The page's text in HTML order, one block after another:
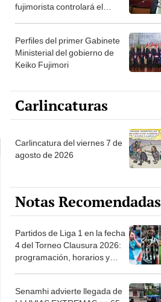
fujimorista controlará el
Perfiles del primer Gabinete
Ministerial del gobierno de
Keiko Fujimori
Carlincaturas
Carlincatura del viernes 7 de
agosto de 2026
Notas Recomendadas
Partidos de Liga 1 en la fecha
4 del Torneo Clausura 2026:
programación, horarios y
Senamhi advierte llegada de